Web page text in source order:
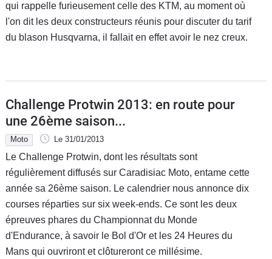
qui rappelle furieusement celle des KTM, au moment où
l'on dit les deux constructeurs réunis pour discuter du tarif
du blason Husqvarna, il fallait en effet avoir le nez creux.
Challenge Protwin 2013: en route pour
une 26ème saison...
Moto Le 31/01/2013
Le Challenge Protwin, dont les résultats sont
régulièrement diffusés sur Caradisiac Moto, entame cette
année sa 26ème saison. Le calendrier nous annonce dix
courses réparties sur six week-ends. Ce sont les deux
épreuves phares du Championnat du Monde
d'Endurance, à savoir le Bol d'Or et les 24 Heures du
Mans qui ouvriront et clôtureront ce millésime.